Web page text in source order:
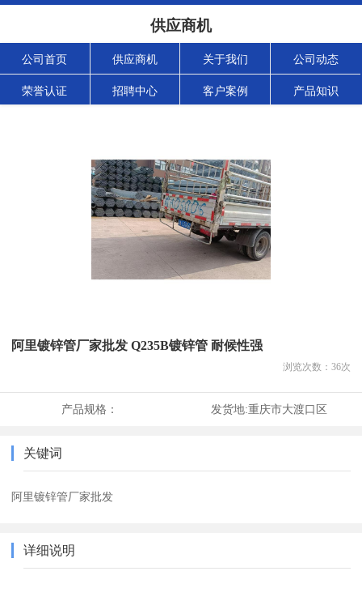
供应商机
公司首页 供应商机 关于我们 公司动态
荣誉认证 招聘中心 客户案例 产品知识
阿里镀锌管厂家批发 Q235B镀锌管 耐候性强
浏览次数： 36次
产品规格： 发货地:重庆市大渡口区
关键词
阿里镀锌管厂家批发
详细说明